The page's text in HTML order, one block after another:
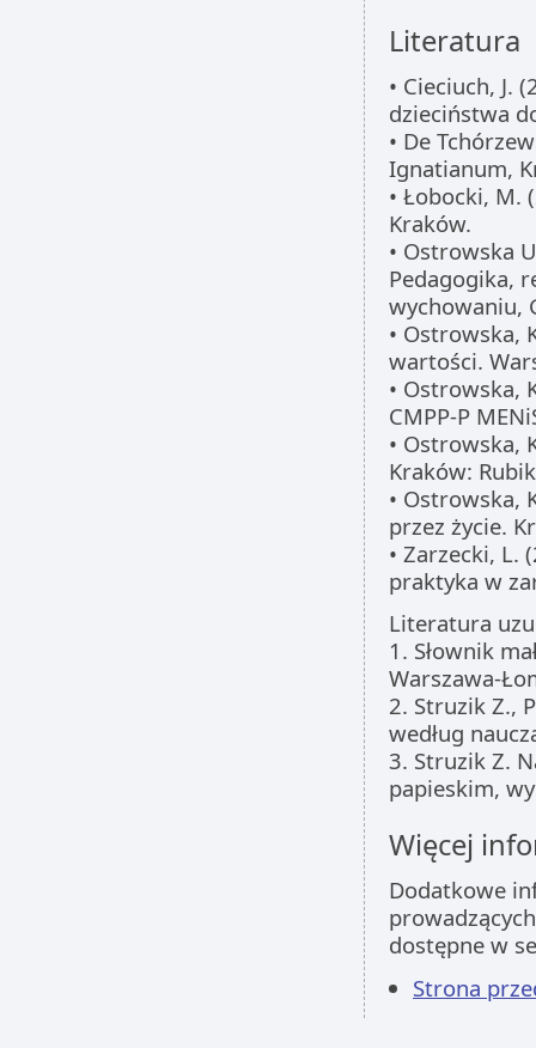
Literatura
• Cieciuch, J.
dzieciństwa
• De
Ignatianum,
• Łobocki, M.
Kraków.
• Ostrowska
Pedagogika,
wychowaniu,
• Ostrowska,
wartości.
• Ostrowska,
CMPP-P
• Ostrowska,
Kraków:
• Ostrowska,
przez życie.
• Zarzecki, L.
praktyka w
Literatura
1. Słownik
Warszawa-
2. Struzik Z.,
według
3. Struzik Z.
papieskim,
Więcej
Dodatkowe
dostępne w
Strona